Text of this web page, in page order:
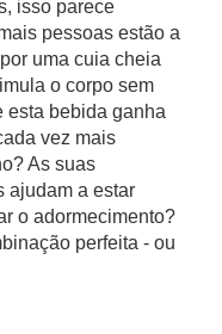
isso parece
pessoas estão a
uma cuia cheia
o corpo sem
esta bebida ganha
vez mais
As suas
ajudam a estar
o adormecimento?
perfeita - ou